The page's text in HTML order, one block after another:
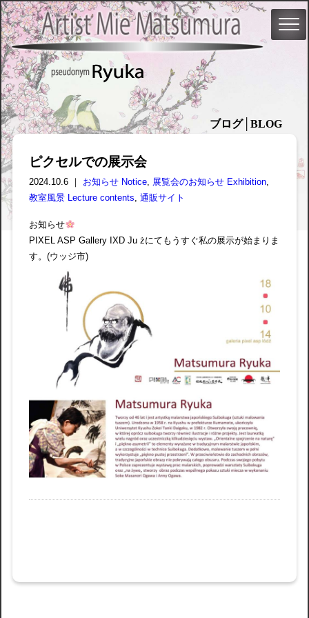
ブログ│BLOG
ピクセルでの展示会
2024.10.6 ｜ お知らせ Notice, 展覧会のお知らせ Exhibition,
教室風景 Lecture contents, 通販サイト
お知らせ
PIXEL ASP Gallery IXD Ju żにてもうすぐ私の展示が始まりま
す。(ウッジ市)